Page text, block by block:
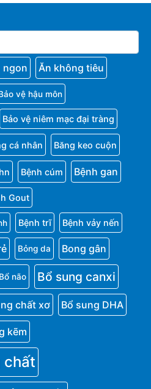
ngon Ăn không tiêu
vệ hậu môn
Bảo vệ niêm mạc đại tràng
cá nhân Băng keo cuộn
Bệnh cúm Bệnh gan
Gout
Bệnh trĩ Bệnh vảy nến
Bỏng da Bong gân
Bổ não Bổ sung canxi
chất xơ Bổ sung DHA
kẽm
chất